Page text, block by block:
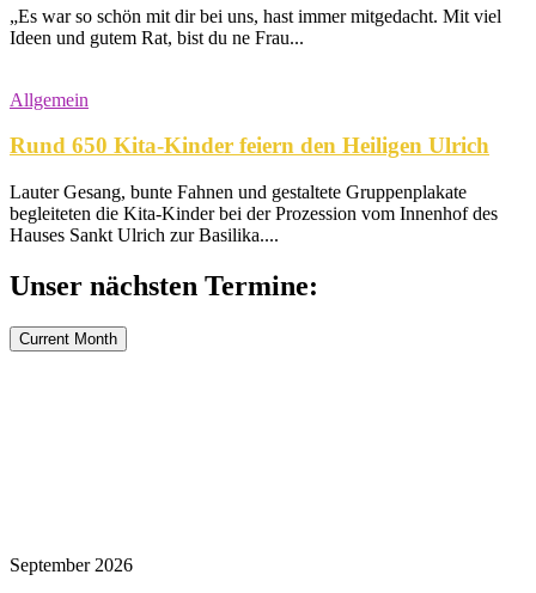
„Es war so schön mit dir bei uns, hast immer mitgedacht. Mit viel
Ideen und gutem Rat, bist du ne Frau...
Allgemein
Rund 650 Kita-Kinder feiern den Heiligen Ulrich
Lauter Gesang, bunte Fahnen und gestaltete Gruppenplakate
begleiteten die Kita-Kinder bei der Prozession vom Innenhof des
Hauses Sankt Ulrich zur Basilika....
Unser nächsten Termine:
Current Month
September 2026